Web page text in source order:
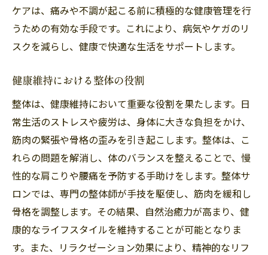
ケアは、痛みや不調が起こる前に積極的な健康管理を行
うための有効な手段です。これにより、病気やケガのリ
スクを減らし、健康で快適な生活をサポートします。
健康維持における整体の役割
整体は、健康維持において重要な役割を果たします。日
常生活のストレスや疲労は、身体に大きな負担をかけ、
筋肉の緊張や骨格の歪みを引き起こします。整体は、こ
れらの問題を解消し、体のバランスを整えることで、慢
性的な肩こりや腰痛を予防する手助けをします。整体サ
ロンでは、専門の整体師が手技を駆使し、筋肉を緩和し
骨格を調整します。その結果、自然治癒力が高まり、健
康的なライフスタイルを維持することが可能となりま
す。また、リラクゼーション効果により、精神的なリフ